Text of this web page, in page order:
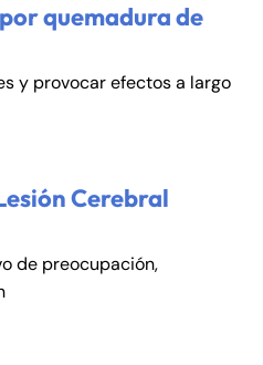
quemadura de
y provocar efectos a largo
Cerebral
de preocupación,